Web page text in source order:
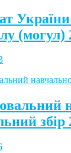
(могул)
збір